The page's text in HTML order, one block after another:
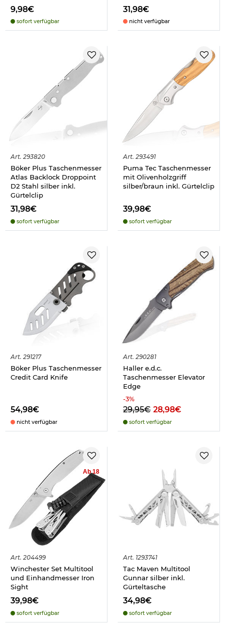
9,98€
sofort verfügbar
31,98€
nicht verfügbar
Art. 293820
Böker Plus Taschenmesser
Atlas Backlock Droppoint
D2 Stahl silber inkl.
Gürtelclip
31,98€
sofort verfügbar
Art. 293491
Puma Tec Taschenmesser
mit Olivenholzgriff
silber/braun inkl. Gürtelclip
39,98€
sofort verfügbar
Art. 291217
Böker Plus Taschenmesser
Credit Card Knife
54,98€
nicht verfügbar
Art. 290281
Haller e.d.c.
Taschenmesser Elevator
Edge
-3%
29,95€ 28,98€
sofort verfügbar
Ab 18
Art. 204499
Winchester Set Multitool
und Einhandmesser Iron
Sight
39,98€
sofort verfügbar
Art. 1293741
Tac Maven Multitool
Gunnar silber inkl.
Gürteltasche
34,98€
sofort verfügbar